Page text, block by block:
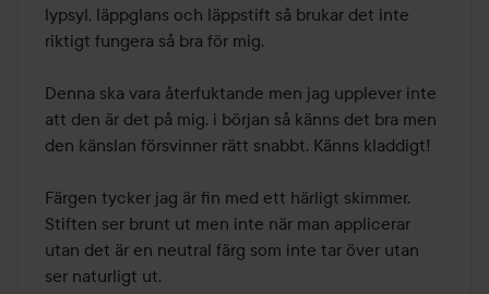
lypsyl, läppglans och läppstift så brukar det inte
riktigt fungera så bra för mig.
Denna ska vara återfuktande men jag upplever inte
att den är det på mig, i början så känns det bra men
den känslan försvinner rätt snabbt. Känns kladdigt!
Färgen tycker jag är fin med ett härligt skimmer.
Stiften ser brunt ut men inte när man applicerar
utan det är en neutral färg som inte tar över utan
ser naturligt ut.